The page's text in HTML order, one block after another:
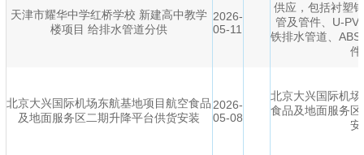
天津市耀华中学红桥学校 新建高中教学
楼项目 给排水管道分供
2026-
05-11
供应，包括衬塑
管及管件、U-
铁排水管道、
件
北京大兴国际机场东航基地项目航空食品
及地面服务区二期升降平台供货安装
2026-
05-08
北京大兴国际机
食品及地面服务
安